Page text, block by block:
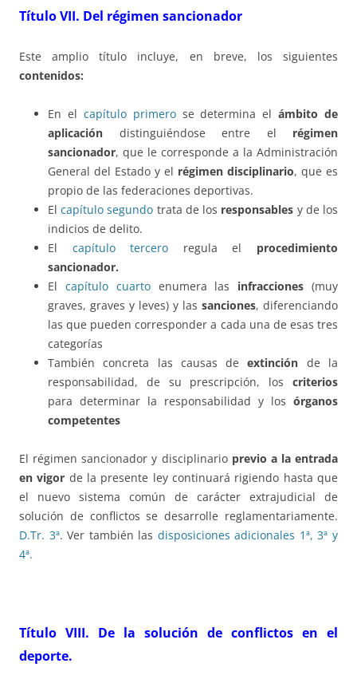
Título VII. Del régimen sancionador
Este amplio título incluye, en breve, los siguientes
contenidos:
En el capítulo primerose determina elámbito de
aplicación distinguiéndose entre el régimen
sancionador, que le corresponde a la Administración
General del Estado y el régimen disciplinario, que es
propio de las federaciones deportivas.
Elcapítulo segundo trata de los responsables y de los
indicios de delito.
El capítulo tercero regula el procedimiento
sancionador.
El capítulo cuartoenumera las infracciones (muy
graves, graves y leves) y las sanciones, diferenciando
las que pueden corresponder a cada una de esas tres
categorías
También concreta las causas deextinción de la
responsabilidad, de su prescripción, los criterios
para determinar la responsabilidad y los órganos
competentes
El régimen sancionador y disciplinarioprevio a la entrada
en vigor de la presente ley continuará rigiendo hasta que
el nuevo sistema común de carácter extrajudicial de
solución de conflictos se desarrolle reglamentariamente.
D.Tr. 3ª. Ver también las disposiciones adicionales 1ª, 3ª y
4ª.
Título VIII. De la solución de conflictos en el
deporte.